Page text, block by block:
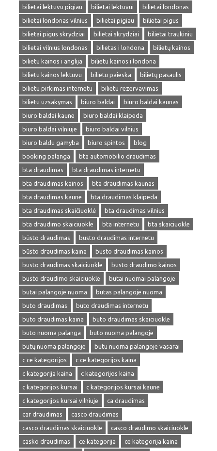
bilietai lektuvu pigiau
bilietai lektuvui
bilietai londonas
bilietai londonas vilnius
bilietai pigiau
bilietai pigus
bilietai pigus skrydziai
bilietai skrydziai
bilietai traukiniu
bilietai vilnius londonas
bilietas i londona
bilietų kainos
bilietu kainos i anglija
bilietu kainos i londona
bilietu kainos lektuvu
bilietu paieska
bilietų pasaulis
bilietu pirkimas internetu
bilietu rezervavimas
bilietu uzsakymas
biuro baldai
biuro baldai kaunas
biuro baldai kaune
biuro baldai klaipeda
biuro baldai vilniuje
biuro baldai vilnius
biuro baldu gamyba
biuro spintos
blog
booking palanga
bta automobilio draudimas
bta draudimas
bta draudimas internetu
bta draudimas kainos
bta draudimas kaunas
bta draudimas kaune
bta draudimas klaipeda
bta draudimas skaičiuoklė
bta draudimas vilnius
bta draudimo skaiciuokle
bta internetu
bta skaiciuokle
būsto draudimas
busto draudimas internetu
būsto draudimas kaina
busto draudimas kainos
busto draudimas skaiciuokle
busto draudimo kainos
busto draudimo skaiciuokle
butai nuomai palangoje
butai palangoje nuoma
butas palangoje nuoma
buto draudimas
buto draudimas internetu
buto draudimas kaina
buto draudimas skaiciuokle
buto nuoma palanga
buto nuoma palangoje
butų nuoma palangoje
butu nuoma palangoje vasarai
c ce kategorijos
c ce kategorijos kaina
c kategorija kaina
c kategorijos kaina
c kategorijos kursai
c kategorijos kursai kaune
c kategorijos kursai vilniuje
ca draudimas
car draudimas
casco draudimas
casco draudimas skaiciuokle
casco draudimo skaiciuokle
casko draudimas
ce kategorija
ce kategorija kaina